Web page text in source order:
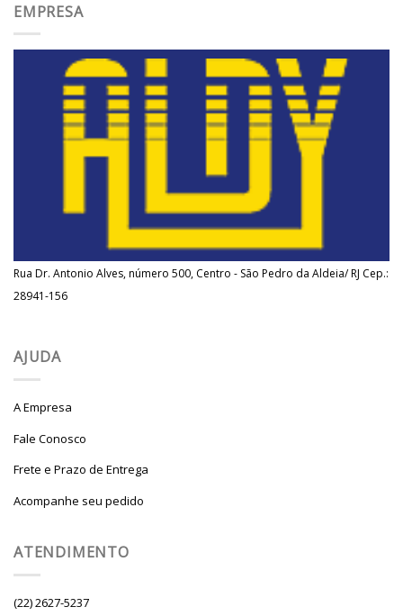
EMPRESA
Rua Dr. Antonio Alves, número 500, Centro - São Pedro da Aldeia/ RJ Cep.:
28941-156
AJUDA
A Empresa
Fale Conosco
Frete e Prazo de Entrega
Acompanhe seu pedido
ATENDIMENTO
(22) 2627-5237